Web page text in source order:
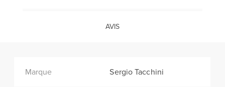
AVIS
Marque Sergio Tacchini